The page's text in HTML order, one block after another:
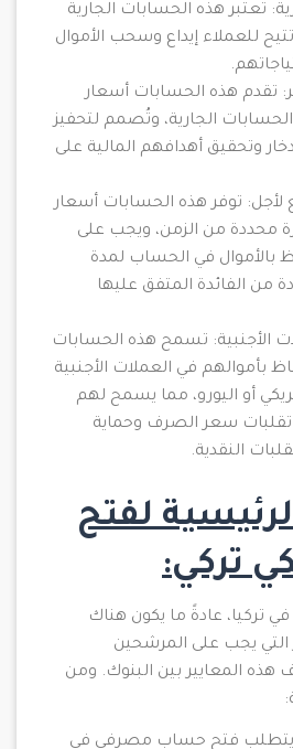
تعتبر هذه الحسابات الجارية
للعملاء إيداع وسحب الأموال
تقدم هذه الحسابات أسعار
الجارية، وتُصمم لتحفيز
وتحقيق أهدافهم المالية على
لأجل: توفر هذه الحسابات أسعار
محددة من الزمن، ويجب على
بالأموال في الحساب لمدة
من الفائدة المتفق عليها
الأجنبية: تسمح هذه الحسابات
بأموالهم في العملات الأجنبية
أو اليورو، مما يسمح لهم
تقلبات سعر الصرف وحماية
النقدية.
لفتح
تركي:
عادةً ما يكون هناك
يجب على المرشحين
هذه المعايير بين البنوك. ومن
يتطلب فتح حساب مصرفي في